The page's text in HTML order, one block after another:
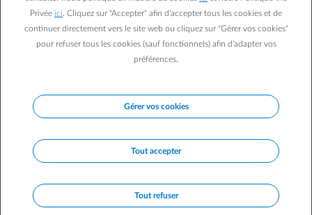
Je souhaite souscrire un contrat d'assistance dépannage.
Que couvre le contrat d'assistance dépannage d'ENGIE ?
souscription à un contrat d’assistance dépannage ?
Je vais déménager, que se passe-t-il concernant mon
Je change de fournisseur d'énergie, que se passe-t-il
Privée ici . Cliquez sur "Accepter" afin d’accepter tous les cookies et de
continuer directement vers le site web ou cliquez sur "Gérer vos cookies"
pour refuser tous les cookies (sauf fonctionnels) afin d’adapter vos
préférences.
Gérer vos cookies
Tout accepter
Tout refuser